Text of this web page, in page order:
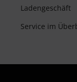
Ladengeschäft
Service im